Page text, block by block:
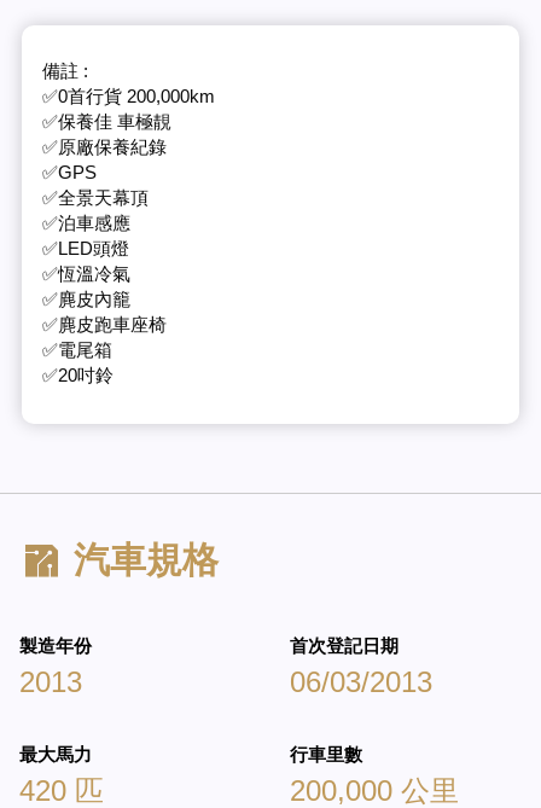
備註 :
✅0首行貨 200,000km
✅保養佳 車極靚
✅原廠保養紀錄
✅GPS
✅全景天幕頂
✅泊車感應
✅LED頭燈
✅恆溫冷氣
✅麂皮內籠
✅麂皮跑車座椅
✅電尾箱
✅20吋鈴
汽車規格
製造年份
2013
首次登記日期
06/03/2013
最大馬力
420 匹
行車里數
200,000 公里